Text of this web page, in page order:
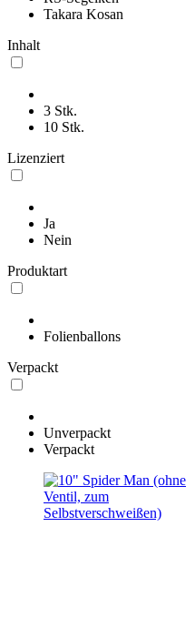
Takara Kosan
Inhalt
3 Stk.
10 Stk.
Lizenziert
Ja
Nein
Produktart
Folienballons
Verpackt
Unverpackt
Verpackt